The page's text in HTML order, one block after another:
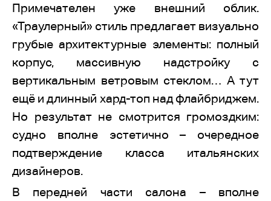
Примечателен уже внешний облик.
«Траулерный» стиль предлагает визуально
грубые архитектурные элементы: полный
корпус, массивную надстройку с
вертикальным ветровым стеклом… А тут
ещё и длинный хард-топ над флайбриджем.
Но результат не смотрится громоздким:
судно вполне эстетично – очередное
подтверждение класса итальянских
дизайнеров.
В передней части салона – вполне